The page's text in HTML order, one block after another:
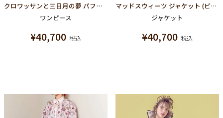
クロワッサンと三日月の夢 パフスリーブドレス（アイボリー）
ワンピース
¥40,700 税込
マッドスウィーツ ジャケット (ピンク)
ジャケット
¥40,700 税込